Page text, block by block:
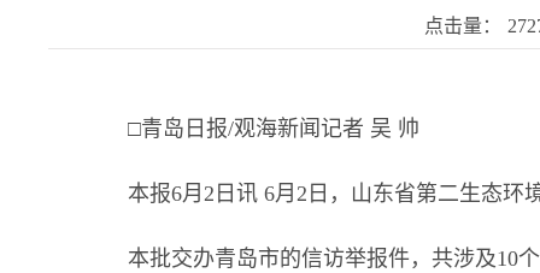
点击量：
□青岛日报/观海新闻记者 吴 帅
本报6月2日讯 6月2日，山东省第二生态环
本批交办青岛市的信访举报件，共涉及10